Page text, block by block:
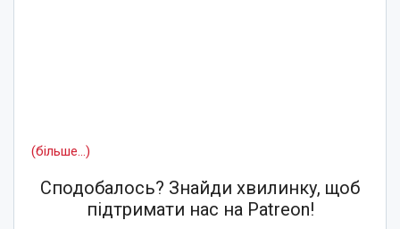
(більше…)
Сподобалось? Знайди хвилинку, щоб
підтримати нас на Patreon!